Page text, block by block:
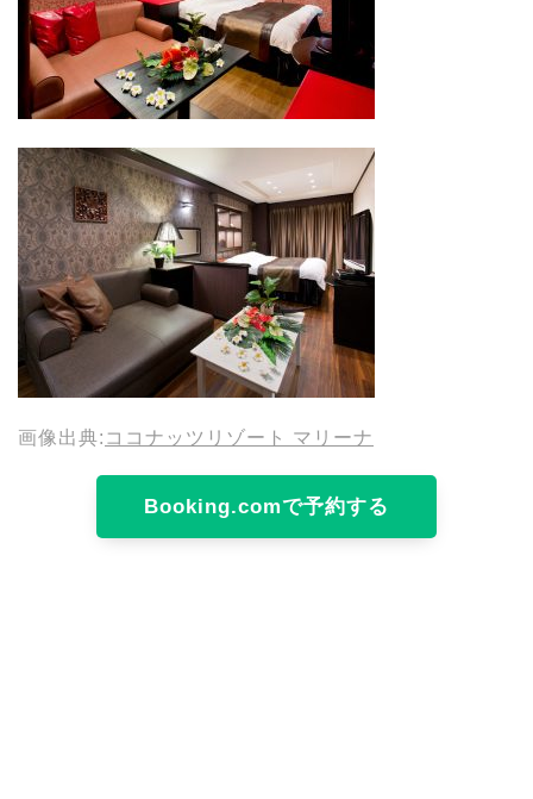
画像出典: ココナッツリゾート マリーナ
Booking.comで予約する